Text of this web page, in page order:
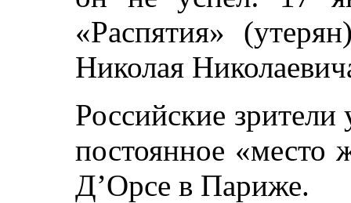
«Распятия»
Николая
Российские
постоянное «место
Д’Орсе в Париже.